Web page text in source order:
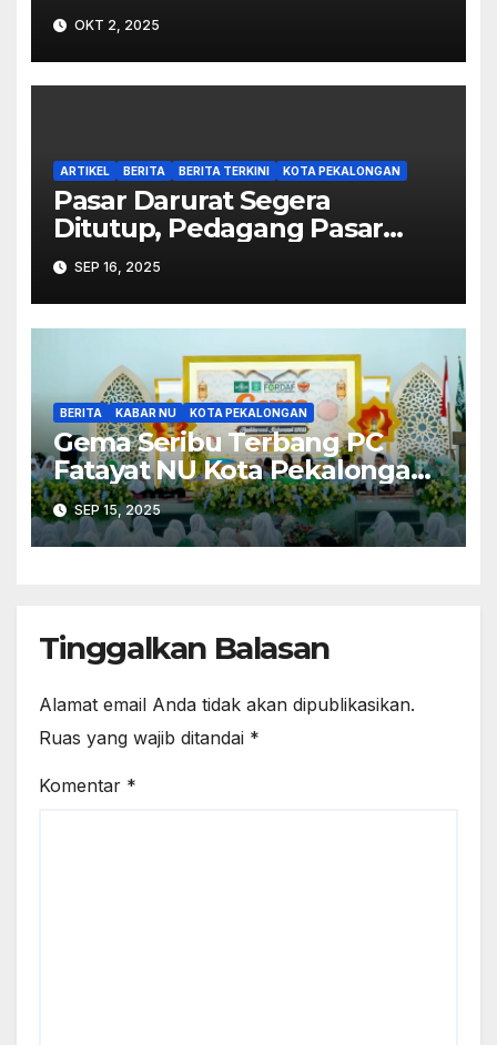
OKT 2, 2025
ARTIKEL BERITA BERITA TERKINI KOTA PEKALONGAN
Pasar Darurat Segera
Ditutup, Pedagang Pasar
Banjarsari Akan Segera
Pindah
SEP 16, 2025
BERITA KABAR NU KOTA PEKALONGAN
Gema Seribu Terbang PC
Fatayat NU Kota Pekalongan
Suguhkan Kreasi Sholawat
Klasik
SEP 15, 2025
Tinggalkan Balasan
Alamat email Anda tidak akan dipublikasikan.
Ruas yang wajib ditandai *
Komentar *